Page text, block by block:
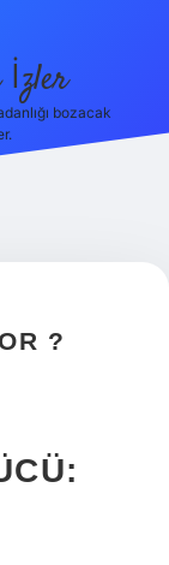
İzler
bozacak
?